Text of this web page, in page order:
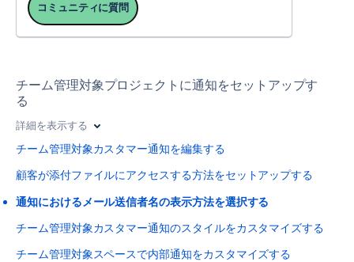
コミュニティに質問
チーム管理対象プロジェクトに通知をセットアップす
る
詳細を表示する
チーム管理対象カスタマー通知を編集する
顧客が添付ファイルにアクセスする方法をセットアップする
通知におけるメール送信者名の表示方法を選択する
チーム管理対象カスタマー通知のスタイルをカスタマイズする
チーム管理対象スペースで内部通知をカスタマイズする